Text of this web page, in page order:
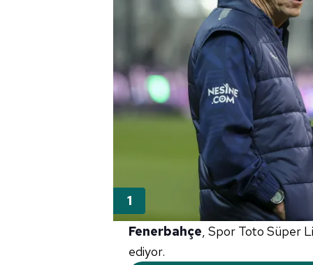
Fenerbahçe , Spor Toto Süper
ediyor.